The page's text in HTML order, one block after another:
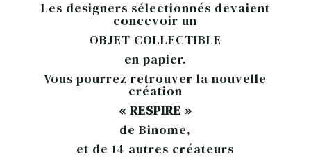
Les designers sélectionnés devaient
concevoir un
OBJET COLLECTIBLE
en papier.
Vous pourrez retrouver la nouvelle
création
« RESPIRE »
de Binome,
et de 14 autres créateurs